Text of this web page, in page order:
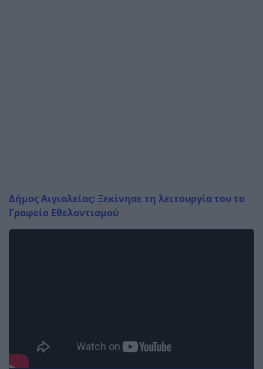
Δήμος Αιγιαλείας: Ξεκίνησε τη λειτουργία του το
Γραφείο Εθελοντισμού